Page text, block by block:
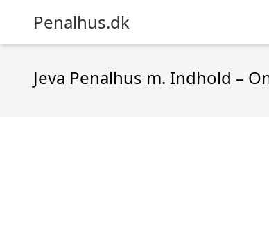
Penalhus.dk
Jeva Penalhus m. Indhold –